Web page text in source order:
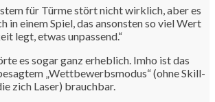
für Türme stört nicht wirklich, aber es
in einem Spiel, das ansonsten so viel Wert
legt, etwas unpassend.“
es sogar ganz erheblich. Imho ist das
„Wettbewerbsmodus“ (ohne Skill-
zich Laser) brauchbar.